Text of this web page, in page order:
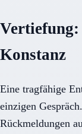
Konstanz
Eine tragfähige
einzigen
Rückmeldungen